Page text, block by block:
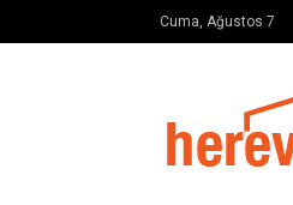
Cuma, Ağustos 7